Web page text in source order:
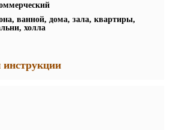
ванной, дома, зала, квартиры,
холла